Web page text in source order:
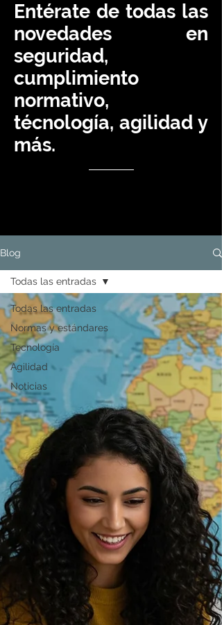
Entérate de todas las
novedades en
seguridad,
cumplimiento
normativo,
técnología, agilidad y
más.
Blog
Todas las entradas
Normas y estándares
Tecnología
Agilidad
Noticias
Todas las entradas